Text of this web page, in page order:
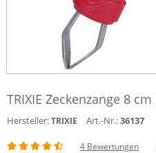
TRIXIE Zeckenzange 8 cm
Hersteller:TRIXIE Art.-Nr.:36137
4 Bewertungen